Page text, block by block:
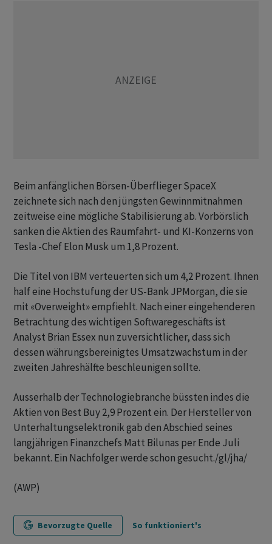
Beim anfänglichen Börsen-Überflieger SpaceX
zeichnete sich nach den jüngsten Gewinnmitnahmen
zeitweise eine mögliche Stabilisierung ab. Vorbörslich
sanken die Aktien des Raumfahrt- und KI-Konzerns von
Tesla -Chef Elon Musk um 1,8 Prozent.
Die Titel von IBM verteuerten sich um 4,2 Prozent. Ihnen
half eine Hochstufung der US-Bank JPMorgan, die sie
mit «Overweight» empfiehlt. Nach einer eingehenderen
Betrachtung des wichtigen Softwaregeschäfts ist
Analyst Brian Essex nun zuversichtlicher, dass sich
dessen währungsbereinigtes Umsatzwachstum in der
zweiten Jahreshälfte beschleunigen sollte.
Ausserhalb der Technologiebranche büssten indes die
Aktien von Best Buy 2,9 Prozent ein. Der Hersteller von
Unterhaltungselektronik gab den Abschied seines
langjährigen Finanzchefs Matt Bilunas per Ende Juli
bekannt. Ein Nachfolger werde schon gesucht./gl/jha/
(AWP)
Bevorzugte Quelle So funktioniert's